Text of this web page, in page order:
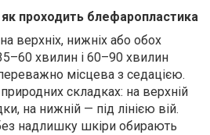
як проходить блефаропластика
верхніх, нижніх або обох
хвилин і 60–90 хвилин
місцева з седацією.
складках: на верхній
на нижній — під лінією вій.
надлишку шкіри обирають